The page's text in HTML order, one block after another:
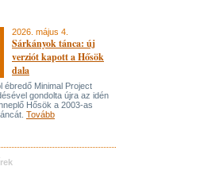
2026. május 4.
Sárkányok tánca: új
verziót kapott a Hősök
dala
ébredő Minimal Project
gondolta újra az idén
Hősök a 2003-as
Tovább